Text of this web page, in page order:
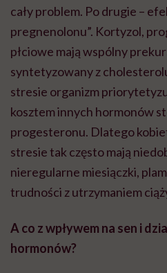
cały problem. Po drugie –
pregnenolonu”. Kortyzol,
płciowe mają wspólny
syntetyzowany z
stresie organizm
kosztem innych hormonów
progesteronu. Dlatego
stresie tak często mają
nieregularne miesiączki,
trudności z utrzymaniem
A co z wpływem na sen i
hormonów?